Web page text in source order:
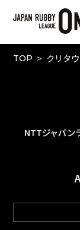
TOP クリタ
NTTジャパン